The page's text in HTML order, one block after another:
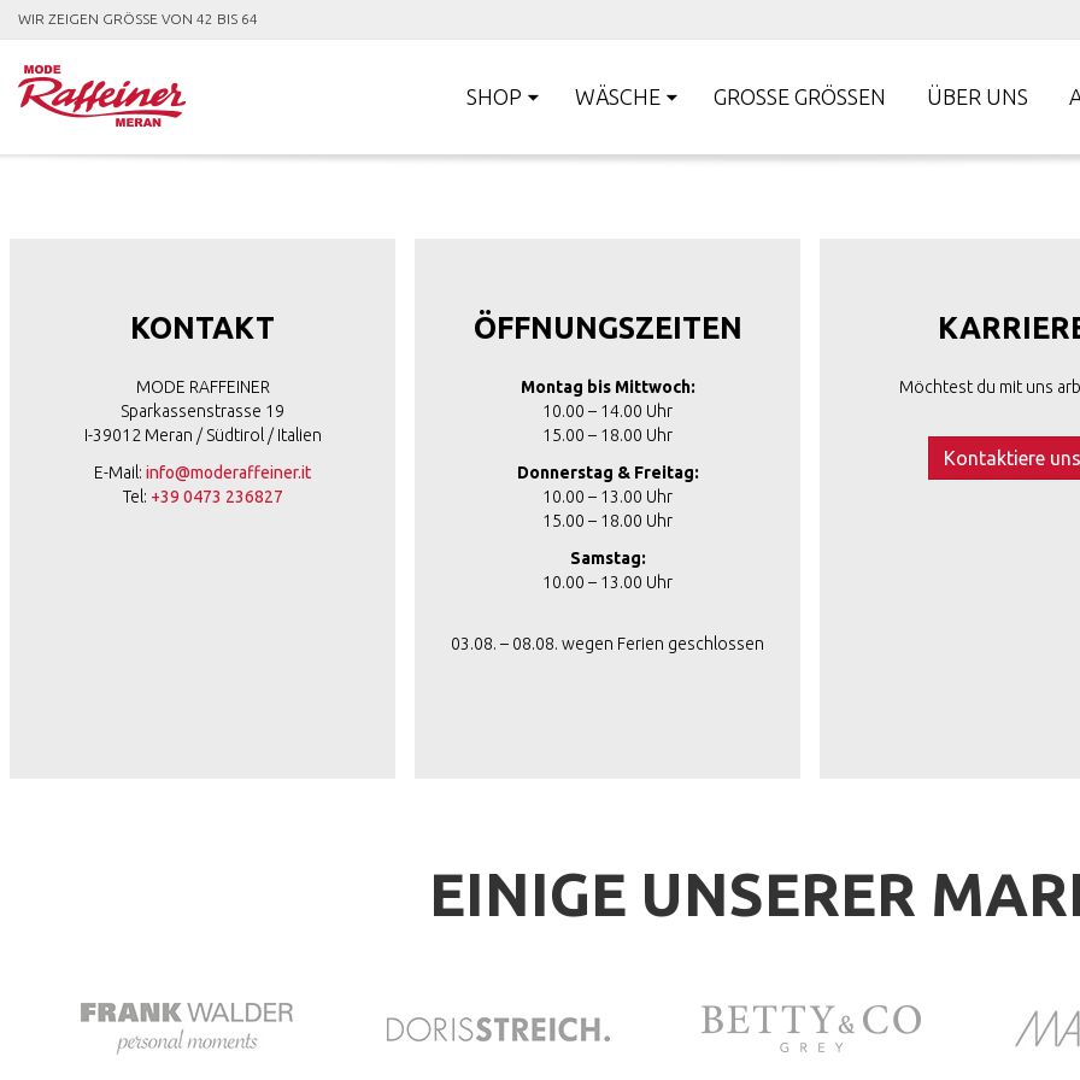
KONTAKT
MODE RAFFEINER
Sparkassenstrasse 19
I-39012 Meran / Südtirol / Italien
E-Mail: info@moderaffeiner.it
Tel: +39 0473 236827
ÖFFNUNGSZEITEN
Montag bis Mittwoch:
10.00 – 14.00 Uhr
15.00 – 18.00 Uhr
Donnerstag & Freitag:
10.00 – 13.00 Uhr
15.00 – 18.00 Uhr
Samstag:
10.00 – 13.00 Uhr
03.08. – 08.08. wegen Ferien geschlossen
Möchtest du mit uns
Kontaktiere uns
EINIGE UNSERER
WIR ZEIGEN GRÖSSE VON 42 BIS 64
SHOP WÄSCHE GROSSE GRÖSSEN ÜBER UNS